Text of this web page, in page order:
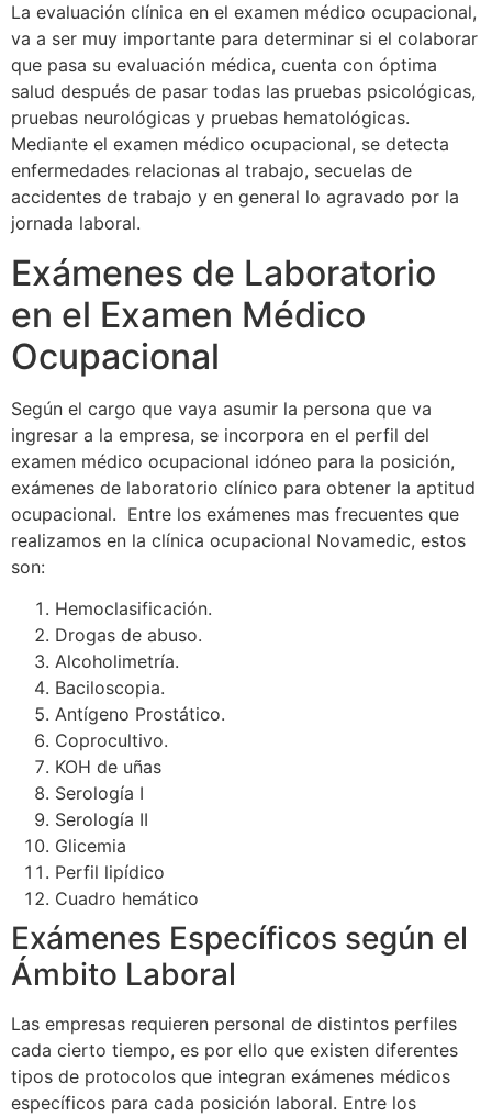
La evaluación clínica en el examen médico ocupacional,
va a ser muy importante para determinar si el colaborar
que pasa su evaluación médica, cuenta con óptima
salud después de pasar todas las pruebas psicológicas,
pruebas neurológicas y pruebas hematológicas.
Mediante el examen médico ocupacional, se detecta
enfermedades relacionas al trabajo, secuelas de
accidentes de trabajo y en general lo agravado por la
jornada laboral.
Exámenes de Laboratorio
en el Examen Médico
Ocupacional
Según el cargo que vaya asumir la persona que va
ingresar a la empresa, se incorpora en el perfil del
examen médico ocupacional idóneo para la posición,
exámenes de laboratorio clínico para obtener la aptitud
ocupacional. Entre los exámenes mas frecuentes que
realizamos en la clínica ocupacional Novamedic, estos
son:
Hemoclasificación.
Drogas de abuso.
Alcoholimetría.
Baciloscopia.
Antígeno Prostático.
Coprocultivo.
KOH de uñas
Serología I
Serología II
Glicemia
Perfil lipídico
Cuadro hemático
Exámenes Específicos según el
Ámbito Laboral
Las empresas requieren personal de distintos perfiles
cada cierto tiempo, es por ello que existen diferentes
tipos de protocolos que integran exámenes médicos
específicos para cada posición laboral. Entre los